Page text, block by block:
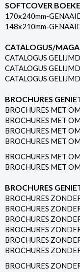
SOFTCOVER
170x240mm-
148x210mm-
CATALOGUS/
CATALOGUS
CATALOGUS
CATALOGUS
BROCHURES
BROCHURES MET
BROCHURES MET
BROCHURES MET
BROCHURES MET
BROCHURES MET
BROCHURES MET
BROCHURES
BROCHURES
BROCHURES
BROCHURES
BROCHURES
BROCHURES
BROCHURES
BROCHURES